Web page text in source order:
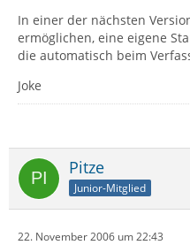
In einer der nächsten
ermöglichen, eine eigene
die automatisch beim
Joke
Pitze
Junior-Mitglied
22. November 2006 um 22:43